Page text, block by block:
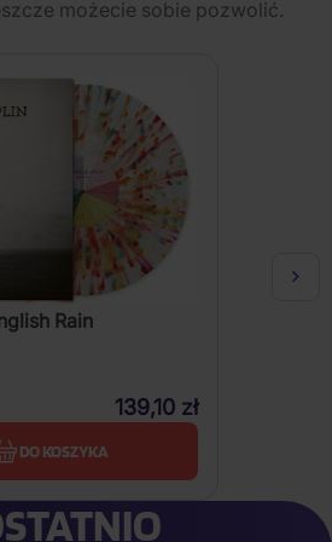
możecie sobie pozwolić.
Rain
139,10 zł
DO KOSZYKA